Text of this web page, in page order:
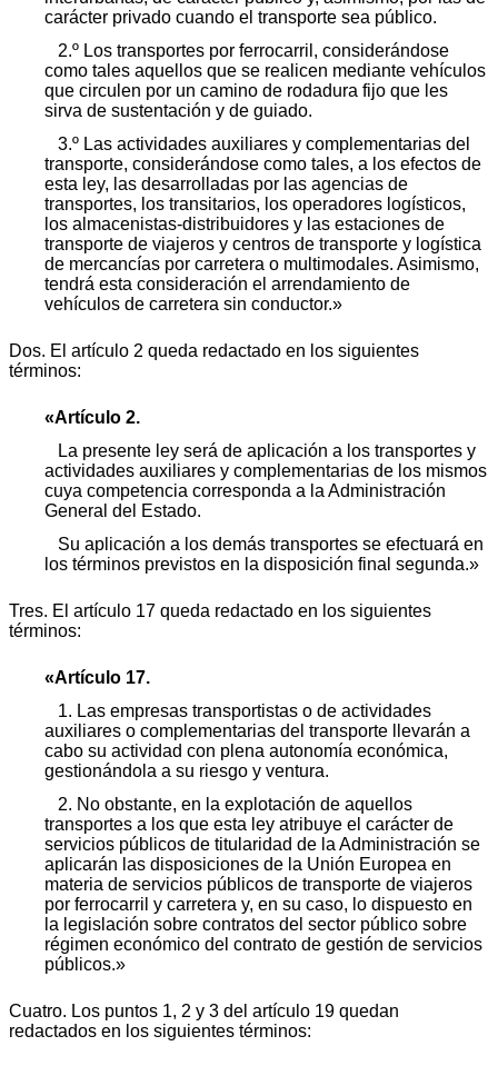
carácter privado cuando el transporte sea público.
2.º Los transportes por ferrocarril, considerándose
como tales aquellos que se realicen mediante vehículos
que circulen por un camino de rodadura fijo que les
sirva de sustentación y de guiado.
3.º Las actividades auxiliares y complementarias del
transporte, considerándose como tales, a los efectos de
esta ley, las desarrolladas por las agencias de
transportes, los transitarios, los operadores logísticos,
los almacenistas-distribuidores y las estaciones de
transporte de viajeros y centros de transporte y logística
de mercancías por carretera o multimodales. Asimismo,
tendrá esta consideración el arrendamiento de
vehículos de carretera sin conductor.»
Dos. El artículo 2 queda redactado en los siguientes
términos:
«Artículo 2.
La presente ley será de aplicación a los transportes y
actividades auxiliares y complementarias de los mismos
cuya competencia corresponda a la Administración
General del Estado.
Su aplicación a los demás transportes se efectuará en
los términos previstos en la disposición final segunda.»
Tres. El artículo 17 queda redactado en los siguientes
términos:
«Artículo 17.
1. Las empresas transportistas o de actividades
auxiliares o complementarias del transporte llevarán a
cabo su actividad con plena autonomía económica,
gestionándola a su riesgo y ventura.
2. No obstante, en la explotación de aquellos
transportes a los que esta ley atribuye el carácter de
servicios públicos de titularidad de la Administración se
aplicarán las disposiciones de la Unión Europea en
materia de servicios públicos de transporte de viajeros
por ferrocarril y carretera y, en su caso, lo dispuesto en
la legislación sobre contratos del sector público sobre
régimen económico del contrato de gestión de servicios
públicos.»
Cuatro. Los puntos 1, 2 y 3 del artículo 19 quedan
redactados en los siguientes términos: